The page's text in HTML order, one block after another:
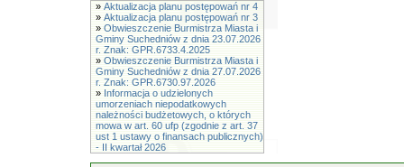
» Aktualizacja planu postępowań nr 4
» Aktualizacja planu postępowań nr 3
» Obwieszczenie Burmistrza Miasta i
Gminy Suchedniów z dnia 23.07.2026
r. Znak: GPR.6733.4.2025
» Obwieszczenie Burmistrza Miasta i
Gminy Suchedniów z dnia 27.07.2026
r. Znak: GPR.6730.97.2026
» Informacja o udzielonych
umorzeniach niepodatkowych
należności budżetowych, o których
mowa w art. 60 ufp (zgodnie z art. 37
ust 1 ustawy o finansach publicznych)
- II kwartał 2026